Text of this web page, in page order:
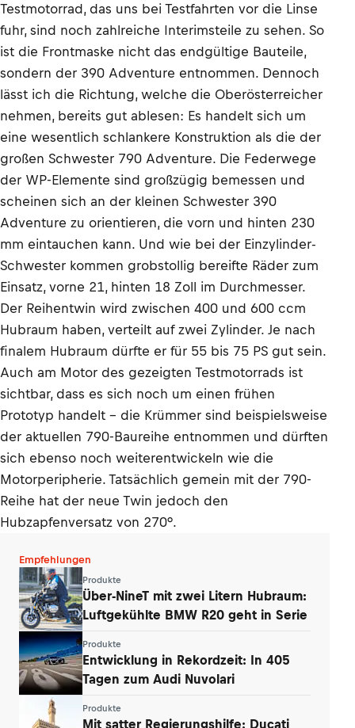
Testmotorrad, das uns bei Testfahrten vor die Linse
fuhr, sind noch zahlreiche Interimsteile zu sehen. So
ist die Frontmaske nicht das endgültige Bauteile,
sondern der 390 Adventure entnommen. Dennoch
lässt ich die Richtung, welche die Oberösterreicher
nehmen, bereits gut ablesen: Es handelt sich um
eine wesentlich schlankere Konstruktion als die der
großen Schwester 790 Adventure. Die Federwege
der WP-Elemente sind großzügig bemessen und
scheinen sich an der kleinen Schwester 390
Adventure zu orientieren, die vorn und hinten 230
mm eintauchen kann. Und wie bei der Einzylinder-
Schwester kommen grobstollig bereifte Räder zum
Einsatz, vorne 21, hinten 18 Zoll im Durchmesser.
Der Reihentwin wird zwischen 400 und 600 ccm
Hubraum haben, verteilt auf zwei Zylinder. Je nach
finalem Hubraum dürfte er für 55 bis 75 PS gut sein.
Auch am Motor des gezeigten Testmotorrads ist
sichtbar, dass es sich noch um einen frühen
Prototyp handelt - die Krümmer sind beispielsweise
der aktuellen 790-Baureihe entnommen und dürften
sich ebenso noch weiterentwickeln wie die
Motorperipherie. Tatsächlich gemein mit der 790-
Reihe hat der neue Twin jedoch den
Hubzapfenversatz von 270°.
Empfehlungen
Produkte
Über-NineT mit zwei Litern Hubraum:
Luftgekühlte BMW R20 geht in Serie
Produkte
Entwicklung in Rekordzeit: In 405
Tagen zum Audi Nuvolari
Produkte
Mit satter Regierungshilfe: Ducati